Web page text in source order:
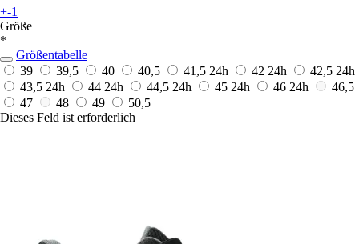
+-1
Größe
*
Größentabelle
39
39,5 40 40,5 41,5 24h 42 24h 42,5 24h
43,5 24h 44 24h 44,5 24h 45 24h 46 24h
46,5
47
48 49
50,5
Dieses Feld ist erforderlich